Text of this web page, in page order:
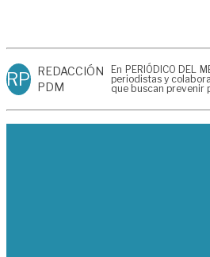
RP REDACCIÓN
PDM
En PERIÓDICO
periodistas y
que buscan prevenir